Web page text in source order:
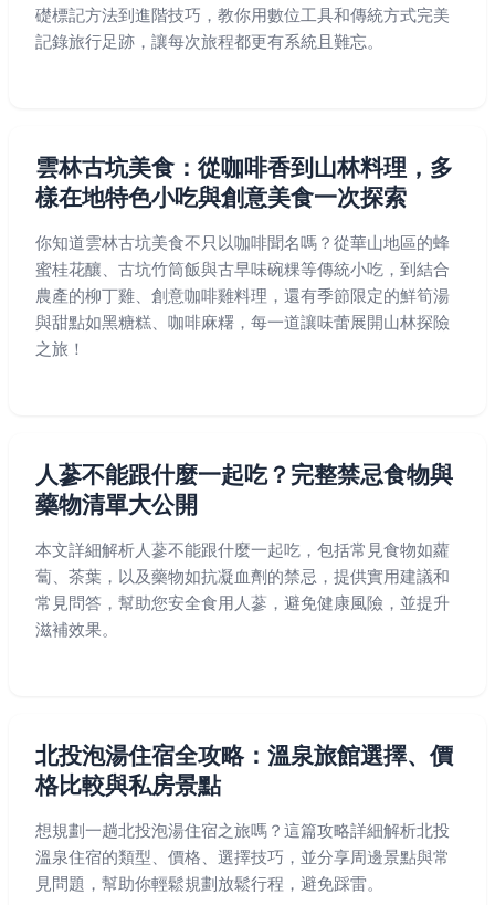
礎標記方法到進階技巧，教你用數位工具和傳統方式完美
記錄旅行足跡，讓每次旅程都更有系統且難忘。
雲林古坑美食：從咖啡香到山林料理，多
樣在地特色小吃與創意美食一次探索
你知道雲林古坑美食不只以咖啡聞名嗎？從華山地區的蜂
蜜桂花釀、古坑竹筒飯與古早味碗粿等傳統小吃，到結合
農產的柳丁雞、創意咖啡雞料理，還有季節限定的鮮筍湯
與甜點如黑糖糕、咖啡麻糬，每一道讓味蕾展開山林探險
之旅！
人蔘不能跟什麼一起吃？完整禁忌食物與
藥物清單大公開
本文詳細解析人蔘不能跟什麼一起吃，包括常見食物如蘿
蔔、茶葉，以及藥物如抗凝血劑的禁忌，提供實用建議和
常見問答，幫助您安全食用人蔘，避免健康風險，並提升
滋補效果。
北投泡湯住宿全攻略：溫泉旅館選擇、價
格比較與私房景點
想規劃一趟北投泡湯住宿之旅嗎？這篇攻略詳細解析北投
溫泉住宿的類型、價格、選擇技巧，並分享周邊景點與常
見問題，幫助你輕鬆規劃放鬆行程，避免踩雷。